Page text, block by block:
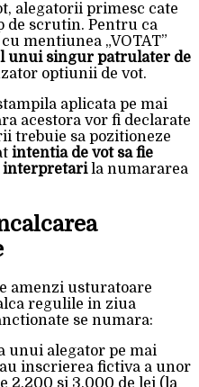
alegatorii primesc cate
de scrutin. Pentru ca
mentiunea „VOTAT”
unui singur patrulater de
optiunii de vot.
aplicata pe mai
acestora vor fi declarate
trebuie sa pozitioneze
intentia de vot sa fie
interpretarila numararea
amenzi usturatoare
regulile in ziua
se numara:
unui alegator pe mai
inscrierea fictiva a unor
2.200 si 3.000 de lei (la